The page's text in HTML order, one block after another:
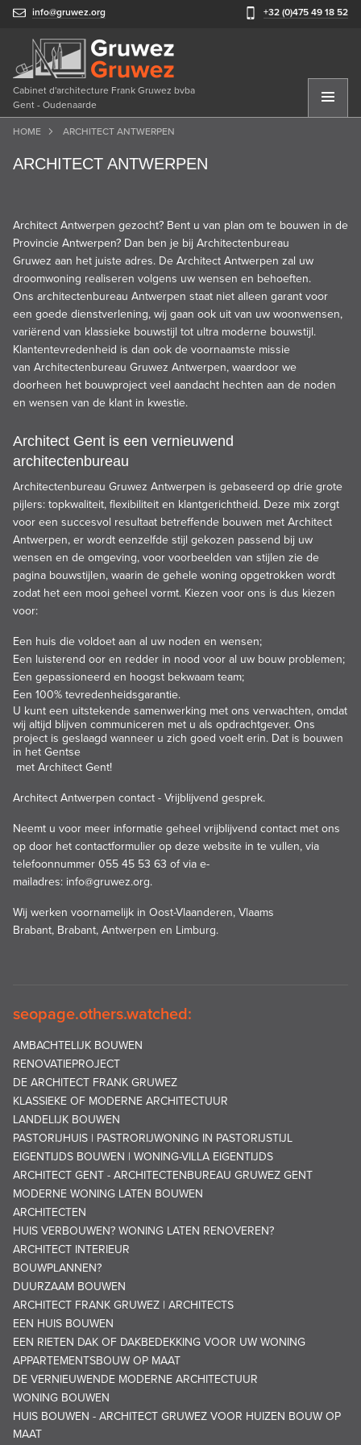
info@gruwez.org +32 (0)475 49 18 52
Cabinet d'architecture Frank Gruwez bvba
Gent - Oudenaarde
HOME ARCHITECT ANTWERPEN
ARCHITECT ANTWERPEN
Architect Antwerpen gezocht? Bent u van plan om te bouwen in de
Provincie Antwerpen? Dan ben je bij Architectenbureau
Gruwez aan het juiste adres. De Architect Antwerpen zal uw
droomwoning realiseren volgens uw wensen en behoeften.
Ons architectenbureau Antwerpen staat niet alleen garant voor
een goede dienstverlening, wij gaan ook uit van uw woonwensen,
variërend van klassieke bouwstijl tot ultra moderne bouwstijl.
Klantentevredenheid is dan ook de voornaamste missie
van Architectenbureau Gruwez Antwerpen, waardoor we
doorheen het bouwproject veel aandacht hechten aan de noden
en wensen van de klant in kwestie.
Architect Gent is een vernieuwend
architectenbureau
Architectenbureau Gruwez Antwerpen is gebaseerd op drie grote
pijlers: topkwaliteit, flexibiliteit en klantgerichtheid. Deze mix zorgt
voor een succesvol resultaat betreffende bouwen met Architect
Antwerpen, er wordt eenzelfde stijl gekozen passend bij uw
wensen en de omgeving, voor voorbeelden van stijlen zie de
pagina bouwstijlen, waarin de gehele woning opgetrokken wordt
zodat het een mooi geheel vormt. Kiezen voor ons is dus kiezen
voor:
Een huis die voldoet aan al uw noden en wensen;
Een luisterend oor en redder in nood voor al uw bouw problemen;
Een gepassioneerd en hoogst bekwaam team;
Een 100% tevredenheidsgarantie.
U kunt een uitstekende samenwerking met ons verwachten, omdat
wij altijd blijven communiceren met u als opdrachtgever. Ons
project is geslaagd wanneer u zich goed voelt erin. Dat is bouwen
in het Gentse
met Architect Gent!
Architect Antwerpen contact - Vrijblijvend gesprek.
Neemt u voor meer informatie geheel vrijblijvend contact met ons
op door het contactformulier op deze website in te vullen, via
telefoonnummer 055 45 53 63 of via e-
mailadres: info@gruwez.org.
Wij werken voornamelijk in Oost-Vlaanderen, Vlaams
Brabant, Brabant, Antwerpen en Limburg.
seopage.others.watched:
AMBACHTELIJK BOUWEN
RENOVATIEPROJECT
DE ARCHITECT FRANK GRUWEZ
KLASSIEKE OF MODERNE ARCHITECTUUR
LANDELIJK BOUWEN
PASTORIJHUIS | PASTRORIJWONING IN PASTORIJSTIJL
EIGENTIJDS BOUWEN | WONING-VILLA EIGENTIJDS
ARCHITECT GENT - ARCHITECTENBUREAU GRUWEZ GENT
MODERNE WONING LATEN BOUWEN
ARCHITECTEN
HUIS VERBOUWEN? WONING LATEN RENOVEREN?
ARCHITECT INTERIEUR
BOUWPLANNEN?
DUURZAAM BOUWEN
ARCHITECT FRANK GRUWEZ | ARCHITECTS
EEN HUIS BOUWEN
EEN RIETEN DAK OF DAKBEDEKKING VOOR UW WONING
APPARTEMENTSBOUW OP MAAT
DE VERNIEUWENDE MODERNE ARCHITECTUUR
WONING BOUWEN
HUIS BOUWEN - ARCHITECT GRUWEZ VOOR HUIZEN BOUW OP
MAAT